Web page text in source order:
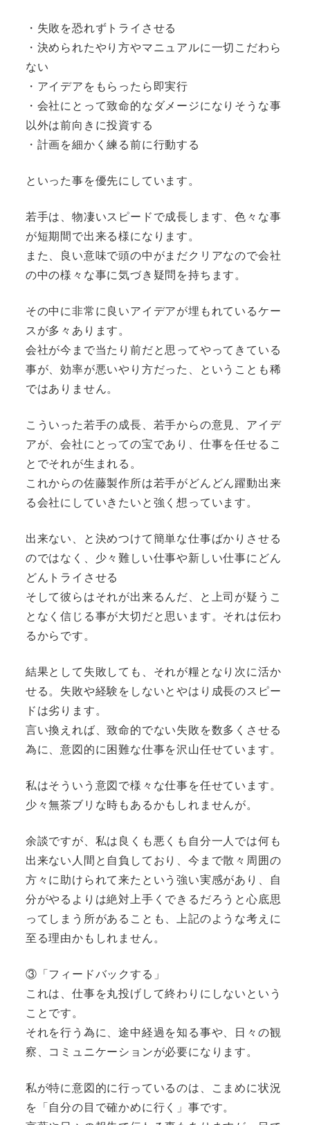
・失敗を恐れずトライさせる
・決められたやり方やマニュアルに一切こだわら
ない
・アイデアをもらったら即実行
・会社にとって致命的なダメージになりそうな事
以外は前向きに投資する
・計画を細かく練る前に行動する
といった事を優先にしています。
若手は、物凄いスピードで成長します、色々な事
が短期間で出来る様になります。
また、良い意味で頭の中がまだクリアなので会社
の中の様々な事に気づき疑問を持ちます。
その中に非常に良いアイデアが埋もれているケー
スが多々あります。
会社が今まで当たり前だと思ってやってきている
事が、効率が悪いやり方だった、ということも稀
ではありません。
こういった若手の成長、若手からの意見、アイデ
アが、会社にとっての宝であり、仕事を任せるこ
とでそれが生まれる。
これからの佐藤製作所は若手がどんどん躍動出来
る会社にしていきたいと強く想っています。
出来ない、と決めつけて簡単な仕事ばかりさせる
のではなく、少々難しい仕事や新しい仕事にどん
どんトライさせる
そして彼らはそれが出来るんだ、と上司が疑うこ
となく信じる事が大切だと思います。それは伝わ
るからです。
結果として失敗しても、それが糧となり次に活か
せる。失敗や経験をしないとやはり成長のスピー
ドは劣ります。
言い換えれば、致命的でない失敗を数多くさせる
為に、意図的に困難な仕事を沢山任せています。
私はそういう意図で様々な仕事を任せています。
少々無茶ブリな時もあるかもしれませんが。
余談ですが、私は良くも悪くも自分一人では何も
出来ない人間と自負しており、今まで散々周囲の
方々に助けられて来たという強い実感があり、自
分がやるよりは絶対上手くできるだろうと心底思
ってしまう所があることも、上記のような考えに
至る理由かもしれません。
③「フィードバックする」
これは、仕事を丸投げして終わりにしないという
ことです。
それを行う為に、途中経過を知る事や、日々の観
察、コミュニケーションが必要になります。
私が特に意図的に行っているのは、こまめに状況
を「自分の目で確かめに行く」事です。